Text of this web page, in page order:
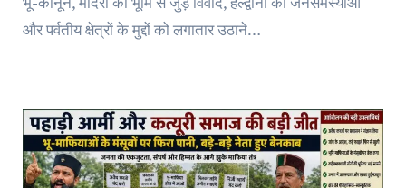
और पर्वतीय क्षेत्रों के मुद्दों को लगातार उठाने…